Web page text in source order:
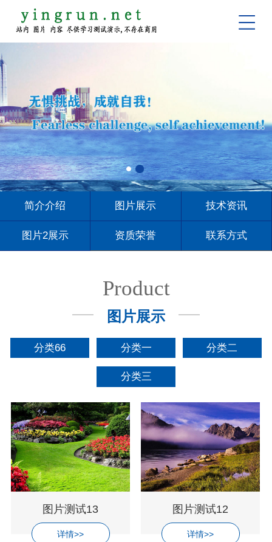
简介介绍 图片展示 技术资讯
图片2展示 资质荣誉 联系方式
Product
图片展示
分类66 分类一 分类二
分类三
图片测试13
详情>>
图片测试12
详情>>